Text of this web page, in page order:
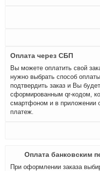
Оплата через СБП
Вы можете оплатить свой
нужно выбрать способ
подтвердить заказ и Вы
сформированным qr-кодом,
смартфоном и в приложении
платеж.
Оплата банковским
При оформлении заказа